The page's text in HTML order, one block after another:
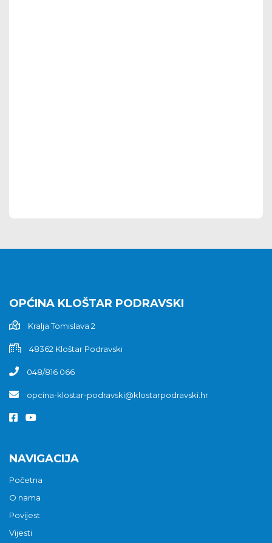
OPĆINA KLOŠTAR PODRAVSKI
Kralja Tomislava 2
48362 Kloštar Podravski
048/816 066
opcina-klostar-podravski@klostarpodravski.hr
NAVIGACIJA
Početna
O nama
Povijest
Vijesti